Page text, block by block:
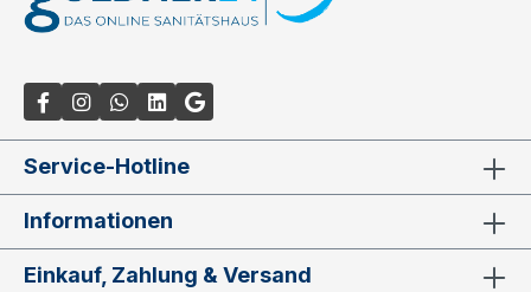
Service-Hotline
Informationen
Einkauf, Zahlung & Versand